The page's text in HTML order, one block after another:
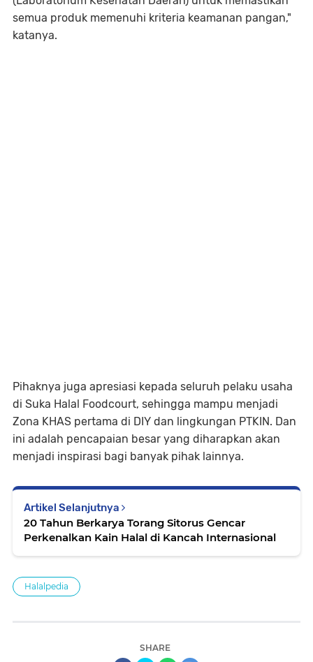
semua produk memenuhi kriteria keamanan pangan,"
katanya.
Pihaknya juga apresiasi kepada seluruh pelaku usaha
di Suka Halal Foodcourt, sehingga mampu menjadi
Zona KHAS pertama di DIY dan lingkungan PTKIN. Dan
ini adalah pencapaian besar yang diharapkan akan
menjadi inspirasi bagi banyak pihak lainnya.
Artikel Selanjutnya
20 Tahun Berkarya Torang Sitorus Gencar
Perkenalkan Kain Halal di Kancah Internasional
Halalpedia
SHARE